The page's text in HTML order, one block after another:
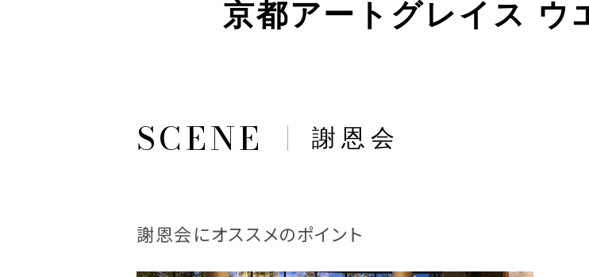
京都アートグレイス ウ
謝恩会
謝恩会にオススメのポイント